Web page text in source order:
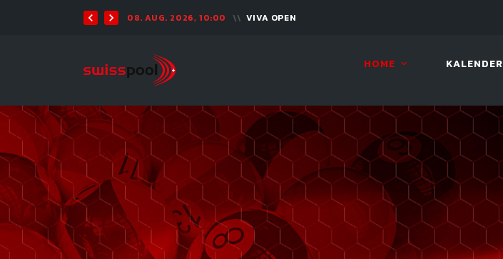
08. AUG. 2026, 10:00 VIVA OPEN
HOME KALENDER